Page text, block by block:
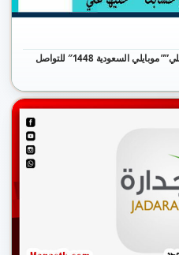
رقم خدمة كلمنى على حسابك “” خليها علي”” موبايلي السعودية 1448″ للتواصل